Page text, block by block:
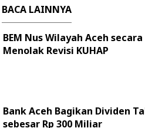
BACA LAINNYA
BEM Nus Wilayah Aceh
Menolak Revisi KUHAP
Bank Aceh Bagikan Dividen
sebesar Rp 300 Miliar